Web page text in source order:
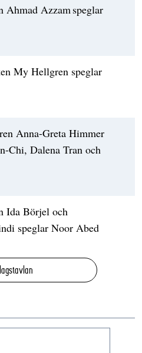
Ahmad Azzam speglar
My Hellgren speglar
Anna-Greta Himmer
Chi, Dalena Tran och
Ida Börjel och
speglar Noor Abed